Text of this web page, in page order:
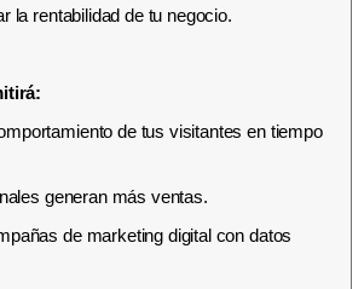
la rentabilidad de tu negocio.
de tus visitantes en tiempo
generan más ventas.
de marketing digital con datos